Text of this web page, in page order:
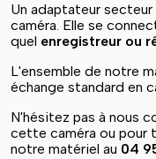
Un adaptateur
caméra. Elle se
quel enregistreur ou
L'ensemble de notre
échange standard en
N'hésitez pas à nous
cette caméra ou pour
notre matériel au 04